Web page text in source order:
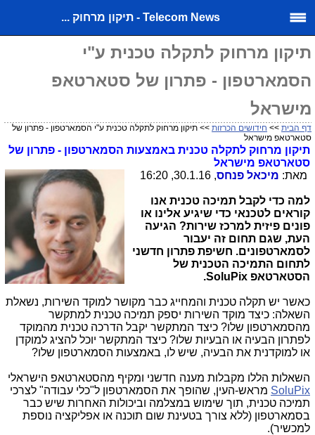
Telecom News - תיקון מרחוק ...
תיקון מרחוק לתקלה טכנית ע"י
הסמארטפון - פתרון של סטארטאפ
מישראל
דף הבית >> חידושים הכרזות >> תיקון מרחוק לתקלה טכנית ע"י הסמארטפון - פתרון של
סטארטאפ מישראל
תיקון מרחוק לתקלה טכנית באמצעות הסמארטפון - פתרון של
סטארטאפ מישראל
מאת: מיכאל פנחס, 30.1.16, 16:20
למה כדי לקבל תמיכה טכנית אנו
קוראים לטכנאי כדי שיגיע אלינו או
פונים פיזית למרכז שירות? הגיעה
העת, שגם תחום זה יעבור
לסמארטפונים. חשיפת פתרון חדשני
לתחום התמיכה הטכנית של
הסטארטאפ SoluPix
.
כאשר יש תקלה טכנית והמחייג כבר מקושר למוקד השירות, נשאלת
השאלה: כיצד מוקד השירות יספק תמיכה טכנית למתקשר
מהסמארטפון שלו? כיצד המתקשר יקבל הדרכה טכנית מהמוקד
לפתרון הבעיה או הבעיות שלו? כיצד המתקשר יוכל להציג למוקדן
או למוקדנית את הבעיה, שיש לו, באמצעות הסמארטפון שלו?
השאלות הללו מקבלות מענה חדשני ומקיף מהסטארטאפ הישראלי
SoluPix מראש-העין, שהופך את הסמארטפון ל"כלי עבודה" לצרכי
תמיכה טכנית, תוך שימוש במצלמה וביכולות האחרות שיש כבר
בסמארטפון (ללא צורך בטעינת שום תוכנה או אפליקציה נוספת
למכשיר).